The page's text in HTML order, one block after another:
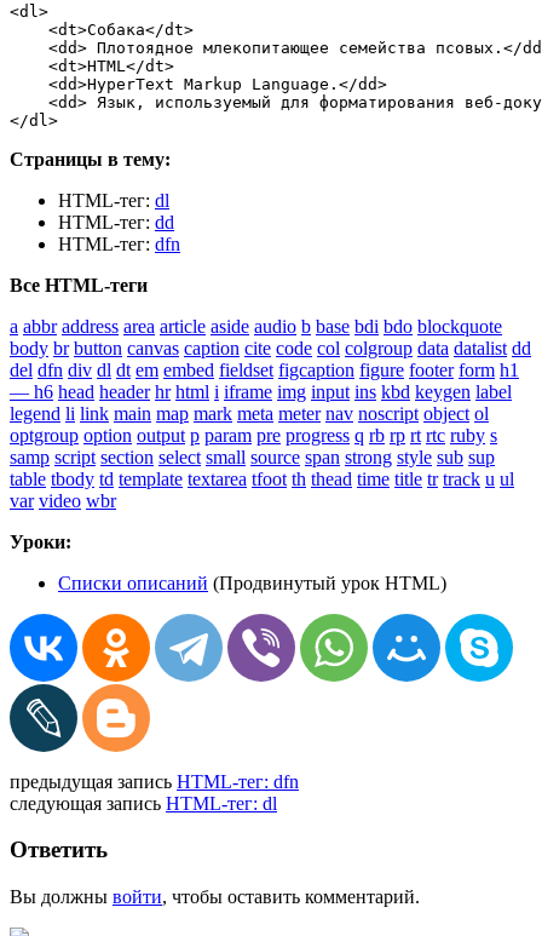
<dl>
    <dt>Собака</dt>
<dd> Плотоядное млекопитающее семейства псовых.</
    <dt>HTML</dt>
    <dd>HyperText Markup Language.</dd>
<dd> Язык, используемый для форматирования веб-
</dl>
Страницы в тему:
HTML-тег: dl
HTML-тег: dd
HTML-тег: dfn
Все HTML-теги
a abbr address area article aside audio b base bdi bdo blockquote
body br button canvas caption cite code col colgroup data datalist dd
del dfn div dl dt em embed fieldset figcaption figure footer form h1
— h6 head header hr html i iframe img input ins kbd keygen label
legend li link main map mark meta meter nav noscript object ol
optgroup option output p param pre progress q rb rp rt rtc ruby s
samp script section select small source span strong style sub sup
table tbody td template textarea tfoot th thead time title tr track u ul
var video wbr
Уроки:
Списки описаний (Продвинутый урок HTML)
предыдущая запись HTML-тег: dfn
следующая запись HTML-тег: dl
Ответить
Вы должны войти, чтобы оставить комментарий.